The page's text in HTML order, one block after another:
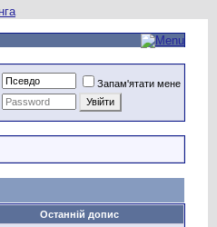
Запам'ятати мене
Останній допис